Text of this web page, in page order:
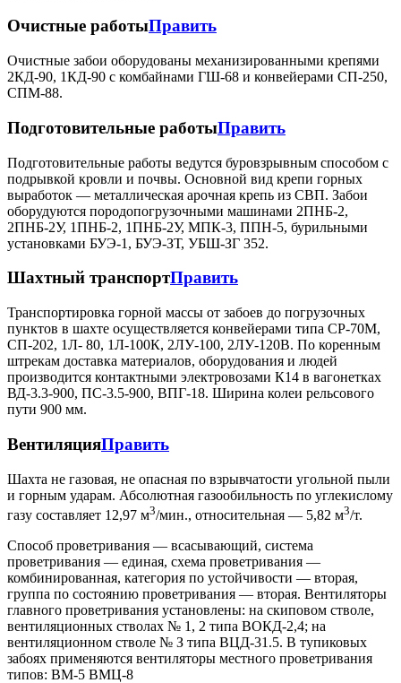
Очистные работыПравить
Очистные забои оборудованы механизированными крепями
2КД-90, 1КД-90 с комбайнами ГШ-68 и конвейерами СП-250,
СПМ-88.
Подготовительные работыПравить
Подготовительные работы ведутся буровзрывным способом с
подрывкой кровли и почвы. Основной вид крепи горных
выработок — металлическая арочная крепь из СВП. Забои
оборудуются породопогрузочными машинами 2ПНБ-2,
2ПНБ-2У, 1ПНБ-2, 1ПНБ-2У, МПК-3, ППН-5, бурильными
установками БУЭ-1, БУЭ-ЗТ, УБШ-ЗГ 352.
Шахтный транспортПравить
Транспортировка горной массы от забоев до погрузочных
пунктов в шахте осуществляется конвейерами типа СР-70М,
СП-202, 1Л- 80, 1Л-100К, 2ЛУ-100, 2ЛУ-120В. По коренным
штрекам доставка материалов, оборудования и людей
производится контактными электровозами К14 в вагонетках
ВД-3.3-900, ПС-3.5-900, ВПГ-18. Ширина колеи рельсового
пути 900 мм.
ВентиляцияПравить
Шахта не газовая, не опасная по взрывчатости угольной пыли
и горным ударам. Абсолютная газообильность по углекислому
газу составляет 12,97 м3/мин., относительная — 5,82 м3/т.
Способ проветривания — всасывающий, система
проветривания — единая, схема проветривания —
комбинированная, категория по устойчивости — вторая,
группа по состоянию проветривания — вторая. Вентиляторы
главного проветривания установлены: на скиповом стволе,
вентиляционных стволах № 1, 2 типа ВОКД-2,4; на
вентиляционном стволе № З типа ВЦД-31.5. В тупиковых
забоях применяются вентиляторы местного проветривания
типов: ВМ-5 ВМЦ-8